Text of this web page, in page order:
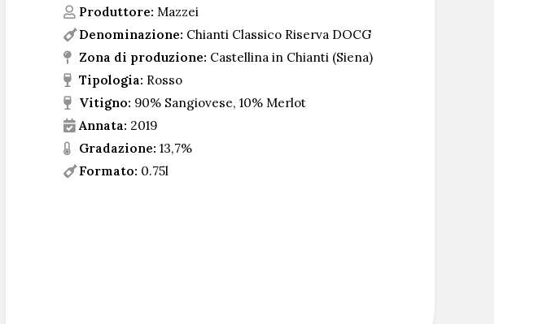
Produttore: Mazzei
Denominazione: Chianti Classico Riserva DOCG
Zona di produzione: Castellina in Chianti (Siena)
Tipologia: Rosso
Vitigno: 90% Sangiovese, 10% Merlot
Annata: 2019
Gradazione: 13,7%
Formato: 0.75l